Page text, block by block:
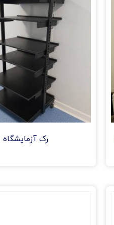
رک آزمایشگاه